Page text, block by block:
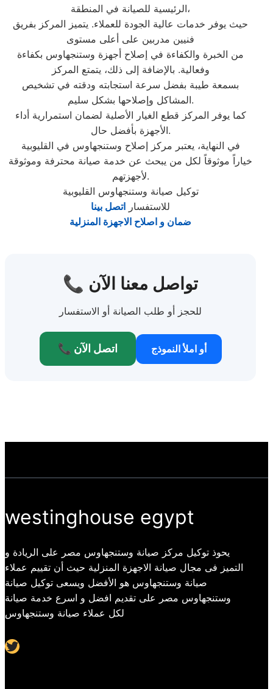
الرئيسية للصيانة في المنطقة،
حيث يوفر خدمات عالية الجودة للعملاء. يتميز المركز بفريق
فنيين مدربين على أعلى مستوى
من الخبرة والكفاءة في إصلاح أجهزة وستنجهاوس بكفاءة
وفعالية. بالإضافة إلى ذلك، يتمتع المركز
بسمعة طيبة بفضل سرعة استجابته ودقته في تشخيص
المشاكل وإصلاحها بشكل سليم.
كما يوفر المركز قطع الغيار الأصلية لضمان استمرارية أداء
الأجهزة بأفضل حال.
في النهاية، يعتبر مركز إصلاح وستنجهاوس في القليوبية
خياراً موثوقاً لكل من يبحث عن خدمة صيانة محترفة وموثوقة
لأجهزتهم.
توكيل صيانة وستنجهاوس القليوبية
للاستفسار اتصل بينا
ضمان و اصلاح الاجهزة المنزلية
📞 تواصل معنا الآن
للحجز أو طلب الصيانة أو الاستفسار
📞 اتصل الآن أو املأ النموذج
westinghouse egypt
يحوذ توكيل مركز صيانة وستنجهاوس مصر على الريادة و
التميز فى مجال صيانة الاجهزة المنزلية حيث أن تقييم عملاء
صيانة وستنجهاوس هو الأفضل ويسعى توكيل صيانة
وستنجهاوس مصر على تقديم افضل و اسرع خدمة صيانة
لكل عملاء صيانة وستنجهاوس
Twitter